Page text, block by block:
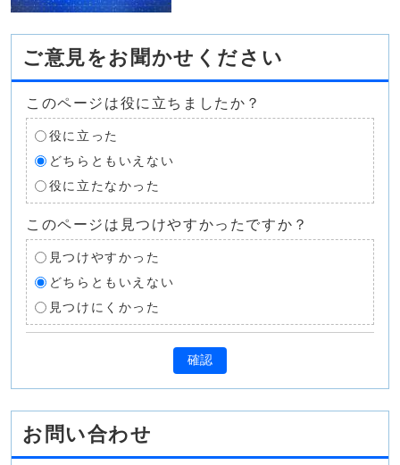
ご意見をお聞かせください
このページは役に立ちましたか？
役に立った
どちらともいえない
役に立たなかった
このページは見つけやすかったですか？
見つけやすかった
どちらともいえない
見つけにくかった
確認
お問い合わせ